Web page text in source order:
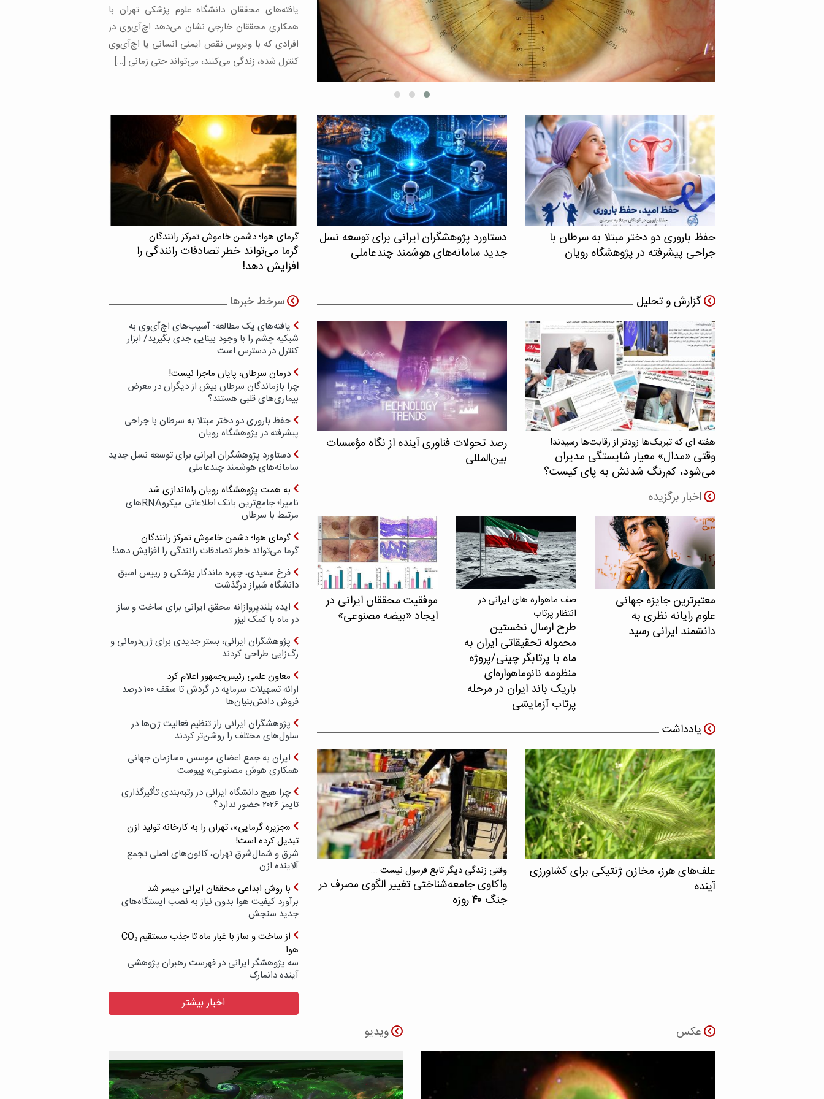
قلبی‌عروقی که امروزه به یکی از مهم‌ترین علل بیماری
و مرگ در این گروه تبدیل […]
حفظ باروری دو دختر مبتلا به سرطان با
جراحی پیشرفته در پژوهشگاه رویان
دستاورد پژوهشگران ایرانی برای توسعه نسل
جدید سامانه‌های هوشمند چندعاملی
گرمای هوا؛ دشمن خاموش تمرکز رانندگان
گرما می‌تواند خطر تصادفات رانندگی را
افزایش دهد!
گزارش و تحلیل
هفته ای که تبریک‌ها زودتر از رقابت‌ها رسیدند!
وقتی «مدال‌» معیار شایستگی مدیران
می‌شود، کم‌رنگ شدنش به پای کیست؟
رصد تحولات فناوری آینده از نگاه مؤسسات
بین‌المللی
اخبار برگزیده
معتبرترین جایزه جهانی
علوم رایانه نظری به
دانشمند ایرانی رسید
صف ماهواره های ایرانی در
انتظار پرتاب
طرح ارسال نخستین
محموله تحقیقاتی ایران به
ماه با پرتابگر چینی/پروژه
منظومه نانوماهواره‌ای
باریک باند ایران در مرحله
پرتاب آزمایشی
موفقیت محققان ایرانی در
ایجاد «بیضه مصنوعی»
یادداشت
علف‌های هرز، مخازن ژنتیکی برای کشاورزی
آینده
وقتی زندگی دیگر تابع فرمول نیست ...
واکاوی جامعه‌شناختی تغییر الگوی مصرف در
جنگ ۴۰ روزه
سرخط خبرها
یافته‌های یک مطالعه: آسیب‌های اچ‌آی‌وی به
شبکیه چشم را با وجود بینایی جدی بگیرید/ ابزار
کنترل در دسترس است
درمان سرطان، پایان ماجرا نیست!
چرا بازماندگان سرطان بیش از دیگران در معرض
بیماری‌های قلبی هستند؟
حفظ باروری دو دختر مبتلا به سرطان با جراحی
پیشرفته در پژوهشگاه رویان
دستاورد پژوهشگران ایرانی برای توسعه نسل جدید
سامانه‌های هوشمند چندعاملی
به همت پژوهشگاه رویان راه‌اندازی شد
نامیرا؛ جامع‌ترین بانک اطلاعاتی میکروRNAهای
مرتبط با سرطان
گرمای هوا؛ دشمن خاموش تمرکز رانندگان
گرما می‌تواند خطر تصادفات رانندگی را افزایش دهد!
فرخ سعیدی، چهره ماندگار پزشکی و رییس اسبق
دانشگاه شیراز درگذشت
ایده بلندپروازانه محقق ایرانی برای ساخت و ساز
در ماه با کمک لیزر
پژوهشگران ایرانی، بستر جدیدی برای ژن‌درمانی و
رگ‌زایی طراحی کردند
معاون علمی رئیس‌جمهور اعلام کرد
ارائه تسهیلات سرمایه در گردش تا سقف ۱۰۰ درصد
فروش دانش‌بنیان‌ها
پژوهشگران ایرانی راز تنظیم فعالیت ژن‌ها در
سلول‌های مختلف را روشن‌تر کردند
ایران به جمع اعضای موسس «سازمان جهانی
همکاری هوش مصنوعی» پیوست
چرا هیچ دانشگاه ایرانی در رتبه‌بندی تأثیرگذاری
تایمز ۲۰۲۶ حضور ندارد؟
«جزیره گرمایی»، تهران را به کارخانه تولید ازن
تبدیل کرده است!
شرق و شمال‌شرق تهران، کانون‌های اصلی تجمع
آلاینده ازن
با روش ابداعی محققان ایرانی میسر شد
برآورد کیفیت هوا بدون نیاز به نصب ایستگاه‌های
جدید سنجش
از ساخت و ساز با غبار ماه تا جذب مستقیم CO₂
هوا
سه پژوهشگر ایرانی در فهرست رهبران پژوهشی
آینده دانمارک
اخبار بیشتر
عکس ویدیو